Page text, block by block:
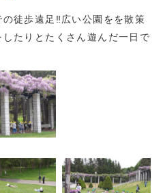
徒歩遠足‼広い公園をを散策
たりとたくさん遊んだ一日で